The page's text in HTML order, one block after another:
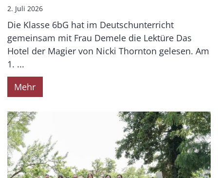
2. Juli 2026
Die Klasse 6bG hat im Deutschunterricht
gemeinsam mit Frau Demele die Lektüre Das
Hotel der Magier von Nicki Thornton gelesen. Am
1. ...
Mehr